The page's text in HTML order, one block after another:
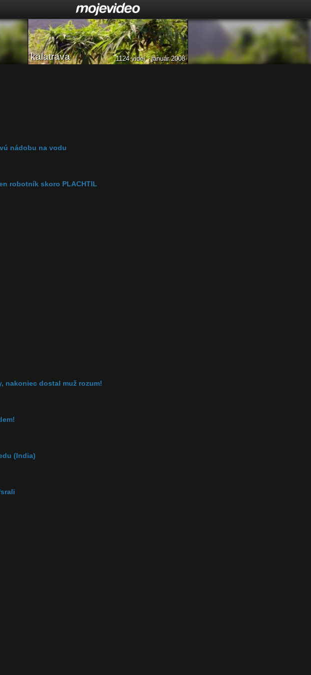
kalatrava 1124 videí · január 2008
nádobu na vodu
robotník skoro PLACHTIL
nakoniec dostal muž rozum!
(India)